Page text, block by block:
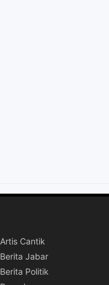
Artis Cantik
Berita Jabar
Berita Politik